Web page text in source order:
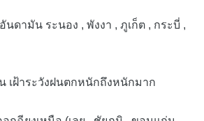
นดามัน ระนอง , พังงา , ภูเก็ต , กระบี่ ,
เฝ้าระวังฝนตกหนักถึงหนักมาก